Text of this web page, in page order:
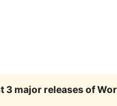
3 major releases of